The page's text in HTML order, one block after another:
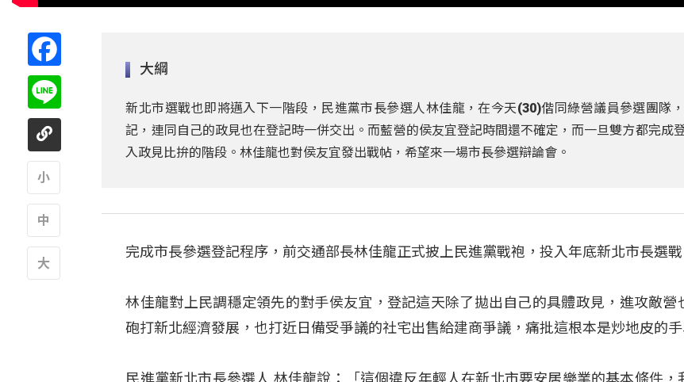
大綱
新北市選戰也即將邁入下一階段，民進黨市長參選人林佳龍，在今天(30)偕同綠營議員參選團隊
記，連同自己的政見也在登記時一併交出。而藍營的侯友宜登記時間還不確定，而一旦雙方都完成
入政見比拚的階段。林佳龍也對侯友宜發出戰帖，希望來一場市長參選辯論會。
完成市長參選登記程序，前交通部長林佳龍正式披上民進黨戰袍，投入年底新北市長選戰
林佳龍對上民調穩定領先的對手侯友宜，登記這天除了拋出自己的具體政見，進攻敵營
砲打新北經濟發展，也打近日備受爭議的社宅出售給建商爭議，痛批這根本是炒地皮的手